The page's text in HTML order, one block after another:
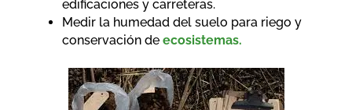
edificaciones y carreteras.
Medir la humedad del suelo para riego y
conservación de ecosistemas.